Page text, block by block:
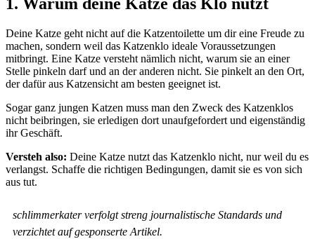
1. Warum deine Katze das Klo nutzt
Deine Katze geht nicht auf die Katzentoilette um dir eine Freude zu
machen, sondern weil das Katzenklo ideale Voraussetzungen
mitbringt. Eine Katze versteht nämlich nicht, warum sie an einer
Stelle pinkeln darf und an der anderen nicht. Sie pinkelt an den Ort,
der dafür aus Katzensicht am besten geeignet ist.
Sogar ganz jungen Katzen muss man den Zweck des Katzenklos
nicht beibringen, sie erledigen dort unaufgefordert und eigenständig
ihr Geschäft.
Versteh also: Deine Katze nutzt das Katzenklo nicht, nur weil du es
verlangst. Schaffe die richtigen Bedingungen, damit sie es von sich
aus tut.
schlimmerkater verfolgt streng journalistische Standards und
verzichtet auf gesponserte Artikel.